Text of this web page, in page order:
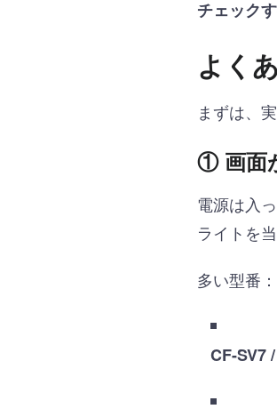
チェック
よく
まずは、
① 画面
電源は入
ライトを
多い型番：
CF-SV7